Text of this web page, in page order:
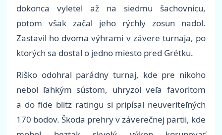
dokonca vyletel až na siedmu šachovnicu,
potom však začal jeho rýchly zosun nadol.
Zastavil ho dvoma výhrami v závere turnaja, po
ktorých sa dostal o jedno miesto pred Grétku.
Riško odohral parádny turnaj, kde pre nikoho
nebol ľahkým sústom, uhryzol veľa favoritom
a do fide blitz ratingu si pripísal neuveriteľných
170 bodov. Škoda prehry v záverečnej partii, kde